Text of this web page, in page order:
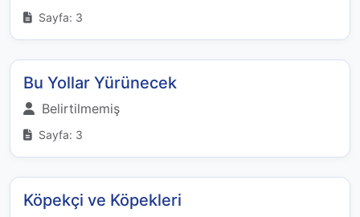
Sayfa: 3
Bu Yollar Yürünecek
Belirtilmemiş
Sayfa: 3
Köpekçi ve Köpekleri